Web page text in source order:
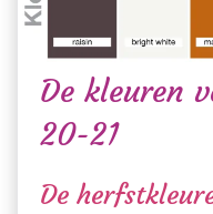
De kleuren
20-21
De